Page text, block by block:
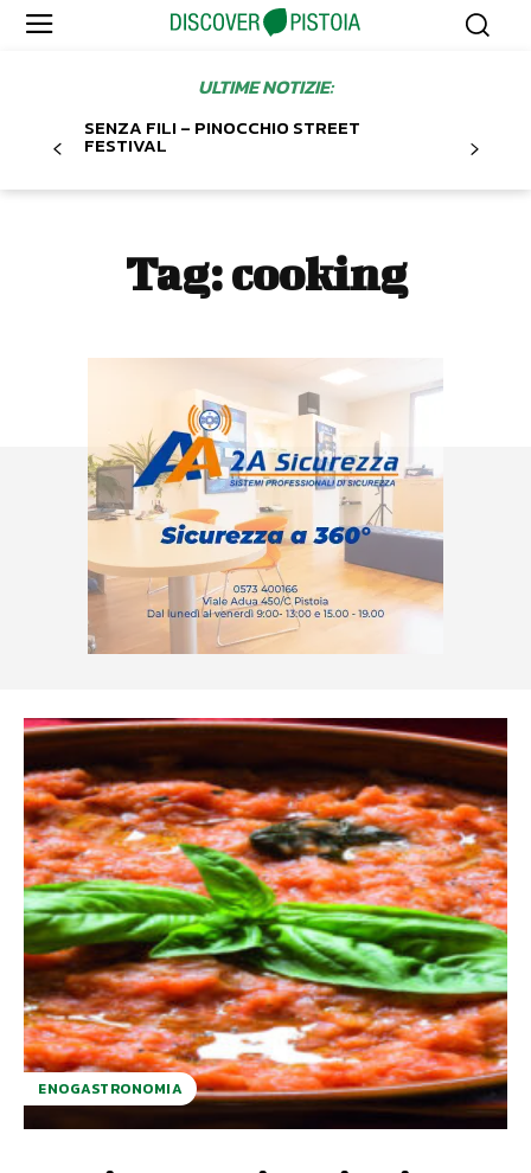
ULTIME NOTIZIE:
SENZA FILI – PINOCCHIO STREET
FESTIVAL
Tag:cooking
ENOGASTRONOMIA